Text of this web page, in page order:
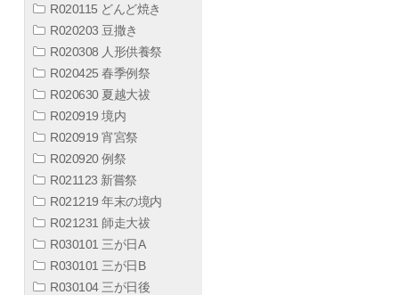
R020115 どんど焼き
R020203 豆撒き
R020308 人形供養祭
R020425 春季例祭
R020630 夏越大祓
R020919 境内
R020919 宵宮祭
R020920 例祭
R021123 新嘗祭
R021219 年末の境内
R021231 師走大祓
R030101 三が日A
R030101 三が日B
R030104 三が日後